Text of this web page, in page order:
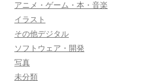
アニメ・ゲーム・本・音楽
イラスト
その他デジタル
ソフトウェア・開発
写真
未分類